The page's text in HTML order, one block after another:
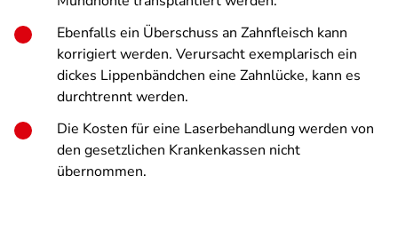
Ebenfalls ein Überschuss an Zahnfleisch kann
korrigiert werden. Verursacht exemplarisch ein
dickes Lippenbändchen eine Zahnlücke, kann es
durchtrennt werden.
Die Kosten für eine Laserbehandlungwerden von
den gesetzlichen Krankenkassen nicht
übernommen.